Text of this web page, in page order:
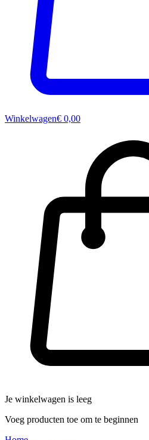
Winkelwagen€ 0,00
Je winkelwagen is leeg
Voeg producten toe om te beginnen